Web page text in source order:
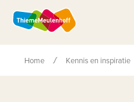
Home Kennis en inspiratie